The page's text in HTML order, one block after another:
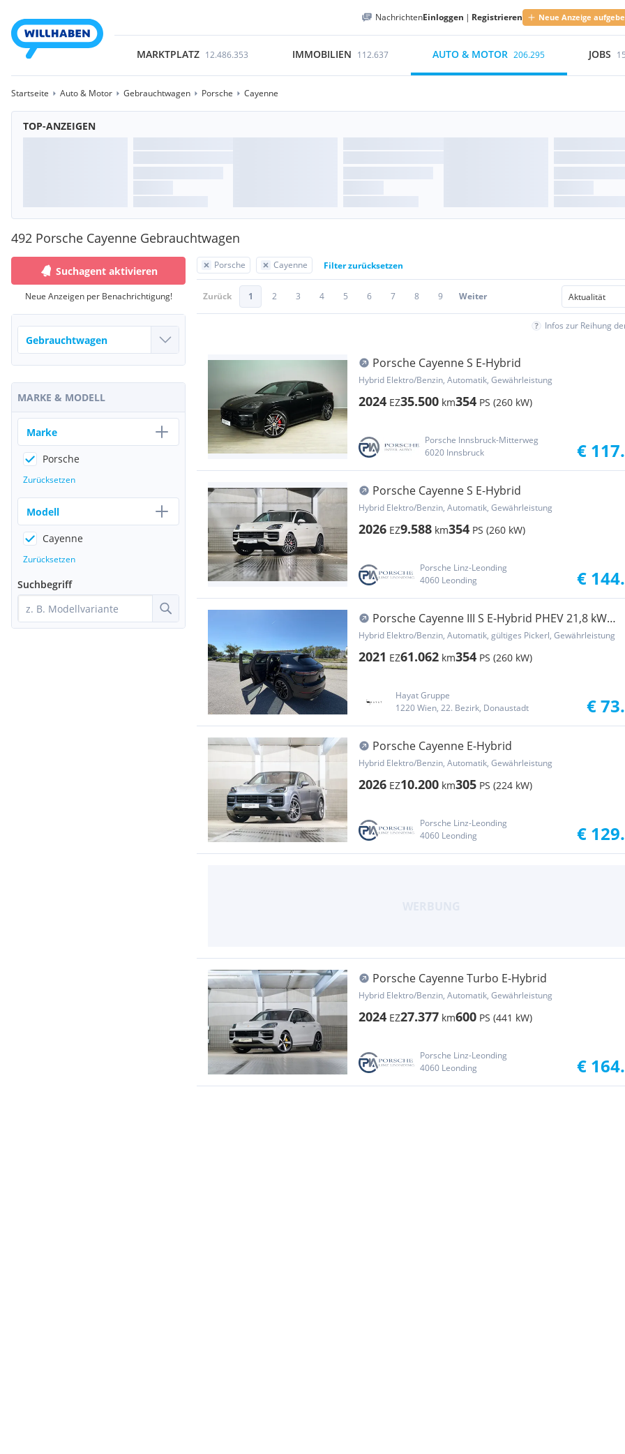
NachrichtenEinloggen | Registrieren Neue Anzeige
MARKTPLATZ 12.486.353 IMMOBILIEN 112.637 AUTO & MOTOR 206.295 JOBS
Startseite Auto & Motor Gebrauchtwagen Porsche Cayenne
TOP-ANZEIGEN
492 Porsche Cayenne Gebrauchtwagen
Porsche Cayenne Filter zurücksetzen
Zurück 1 2 3 4 5 6 7 8 9 Weiter
Infos zur Reihung
Porsche Cayenne S E-Hybrid
Hybrid Elektro/Benzin, Automatik, Gewährleistung
2024 EZ35.500 km354 PS (260 kW)
Porsche Innsbruck-Mitterweg
6020 Innsbruck
€
Porsche Cayenne S E-Hybrid
Hybrid Elektro/Benzin, Automatik, Gewährleistung
2026 EZ9.588 km354 PS (260 kW)
Porsche Linz-Leonding
4060 Leonding
€
Porsche Cayenne III S E-Hybrid PHEV 21,8 kWh
Aut. /// F...
Hybrid Elektro/Benzin, Automatik, gültiges Pickerl, Gewährleistung
2021 EZ61.062 km354 PS (260 kW)
Hayat Gruppe
1220 Wien, 22. Bezirk, Donaustadt
€
Porsche Cayenne E-Hybrid
Hybrid Elektro/Benzin, Automatik, Gewährleistung
2026 EZ10.200 km305 PS (224 kW)
Porsche Linz-Leonding
4060 Leonding
€
Porsche Cayenne Turbo E-Hybrid
Hybrid Elektro/Benzin, Automatik, Gewährleistung
2024 EZ27.377 km600 PS (441 kW)
Porsche Linz-Leonding
4060 Leonding
€
Suchagent aktivieren
Neue Anzeigen per Benachrichtigung!
MARKE & MODELL
Marke
Porsche
Zurücksetzen
Modell
Cayenne
Zurücksetzen
Suchbegriff